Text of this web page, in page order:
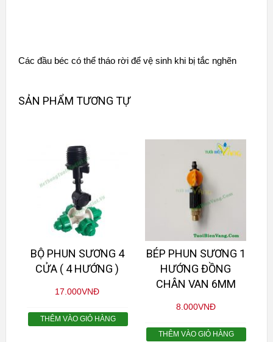
Các đầu béc có thể tháo rời để vệ sinh khi bị tắc nghẽn
SẢN PHẨM TƯƠNG TỰ
BỘ PHUN SƯƠNG 4
CỬA ( 4 HƯỚNG )
17.000VNĐ
THÊM VÀO GIỎ HÀNG
BÉP PHUN SƯƠNG 1
HƯỚNG ĐỒNG
CHÂN VAN 6MM
8.000VNĐ
THÊM VÀO GIỎ HÀNG